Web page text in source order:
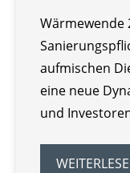
Wärmewende
aufmischen
eine neue
und